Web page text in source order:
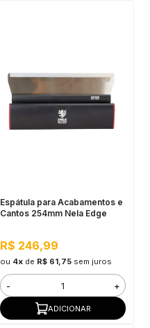
Espátula para Acabamentos e
Cantos 254mm Nela Edge
R$ 246,99
ou 4xde R$ 61,75 sem juros
- +
ADICIONAR